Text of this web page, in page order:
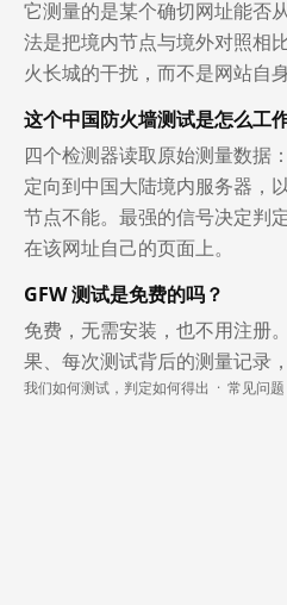
它测量的是某个确切网址能否
法是把境内节点与境外对照相
火长城的干扰，而不是网站自
这个中国防火墙测试是怎么工
四个检测器读取原始测量数据
定向到中国大陆境内服务器，
节点不能。最强的信号决定判
在该网址自己的页面上。
GFW 测试是免费的吗？
免费，无需安装，也不用注册
果、每次测试背后的测量记录
我们如何测试，判定如何得出 · 常见问题